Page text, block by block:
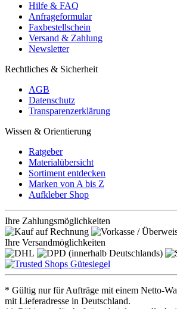
Hilfe & FAQ
Anfrageformular
Faxbestellschein
Versand & Zahlung
Newsletter
Rechtliches & Sicherheit
AGB
Datenschutz
Transparenzerklärung
Wissen & Orientierung
Ratgeber
Materialübersicht
Sortiment entdecken
Marken von A bis Z
Aufkleber Shop
Ihre Zahlungsmöglichkeiten
Ihre Versandmöglichkeiten
* Gültig nur für Aufträge mit einem Netto-
mit Lieferadresse in Deutschland.